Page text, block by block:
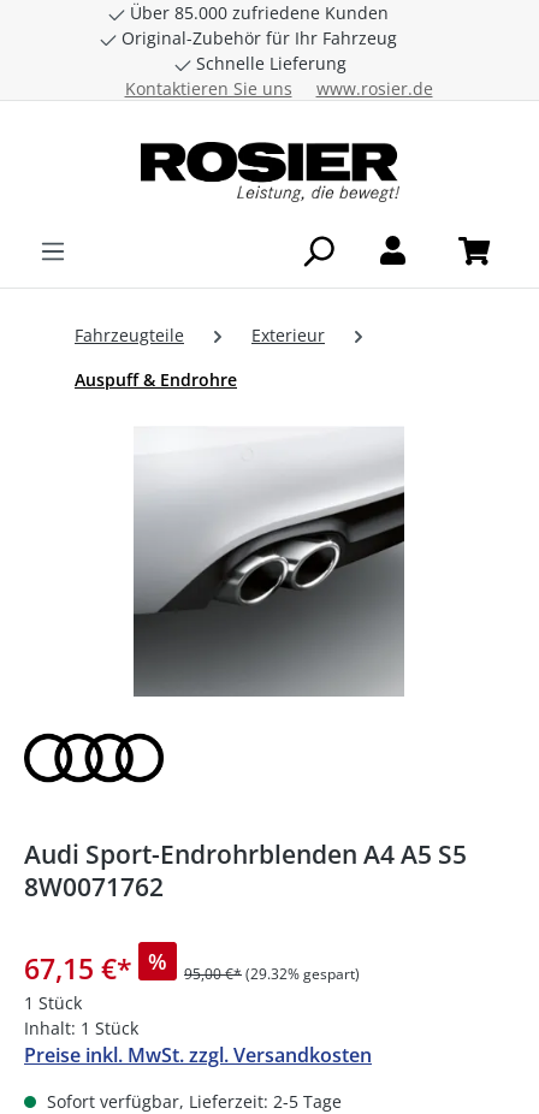
Zum Hauptinhalt springen
Über 85.000 zufriedene Kunden
Original-Zubehör für Ihr Fahrzeug
Schnelle Lieferung
Kontaktieren Sie uns
www.rosier.de
Fahrzeugteile
Exterieur
Auspuff & Endrohre
Audi Sport-Endrohrblenden A4 A5 S5
8W0071762
67,15 €* % 95,00 €*(29.32% gespart)
1 Stück
Inhalt: 1 Stück
Preise inkl. MwSt. zzgl. Versandkosten
Sofort verfügbar, Lieferzeit: 2-5 Tage